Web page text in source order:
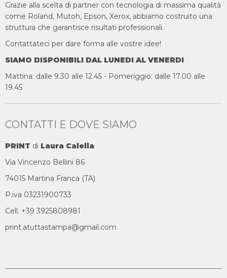
Grazie alla scelta di partner con tecnologia di massima qualità
come Roland, Mutoh, Epson, Xerox, abbiamo costruito una
struttura che garantisce risultati professionali.
Contattateci per dare forma alle vostre idee!
SIAMO DISPONIBILI DAL LUNEDI AL VENERDI
Mattina: dalle 9.30 alle 12.45 - Pomeriggio: dalle 17.00 alle
19.45
CONTATTI E DOVE SIAMO
PRINT di Laura Calella
Via Vincenzo Bellini 86
74015 Martina Franca (TA)
P.iva 03231900733
Cell. +39 3925808981
print.atuttastampa@gmail.com